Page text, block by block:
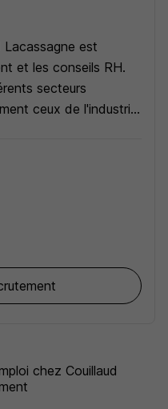
Lacassagne est
et les conseils RH.
secteurs
ceux de l'industrie,
chez Couillaud